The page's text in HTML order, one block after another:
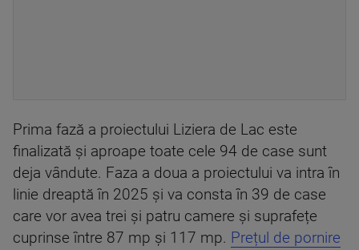
Prima fază a proiectului Liziera de Lac este
finalizată şi aproape toate cele 94 de case sunt
deja vândute. Faza a doua a proiectului va intra în
linie dreaptă în 2025 și va consta în 39 de case
care vor avea trei și patru camere și suprafețe
cuprinse între 87 mp și 117 mp. Prețul de pornire